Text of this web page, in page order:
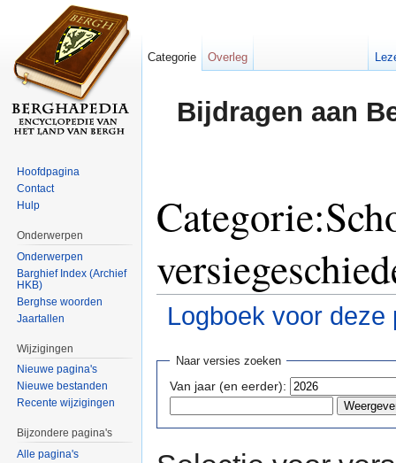
Bijdragen aan
Logboek voor deze
Naar versies zoeken
Van jaar (en eerder):
Categorie Overleg
Hoofdpagina
Contact
Hulp
Onderwerpen
Onderwerpen
Barghief Index (Archief
HKB)
Berghse woorden
Jaartallen
Wijzigingen
Nieuwe pagina's
Nieuwe bestanden
Recente wijzigingen
Bijzondere pagina's
Alle pagina's